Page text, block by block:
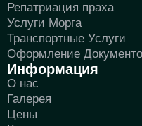
Репатриация праха
Услуги Морга
Транспортные Услуги
Оформление
Информация
О нас
Галерея
Цены